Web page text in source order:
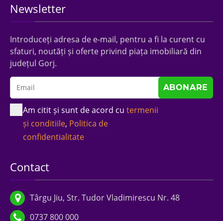
Newsletter
Introduceți adresa de e-mail, pentru a fi la curent cu
sfaturi, noutăți și oferte privind piața imobiliară din
județul Gorj.
Am citit și sunt de acord cu termenii
și conditiile, Politica de
confidentialitate
Contact
Târgu Jiu, Str. Tudor Vladimirescu Nr. 48
0737 800 000